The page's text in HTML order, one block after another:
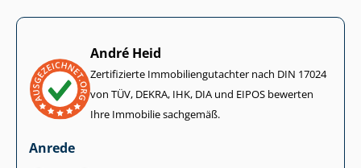
André Heid
Zertifizierte Im­mo­bi­li­en­gut­ach­ter nach DIN 17024
von TÜV, DEKRA, IHK, DIA und EIPOS bewerten
Ihre Immobilie sachgemäß.
Anrede